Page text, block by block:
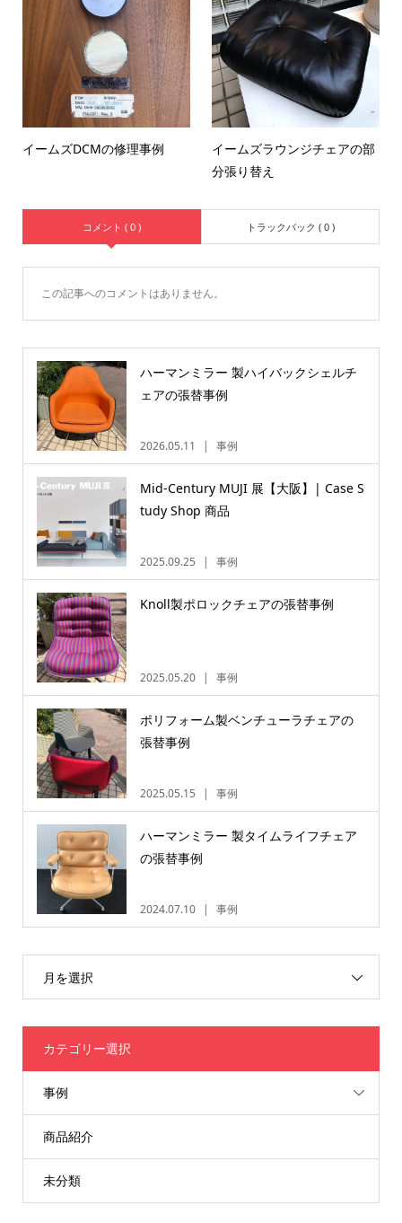
イームズDCMの修理事例
イームズラウンジチェアの部
分張り替え
コメント ( 0 ) トラックバック ( 0 )
この記事へのコメントはありません。
ハーマンミラー 製ハイバックシェルチ
ェアの張替事例
2026.05.11 事例
Mid-Century MUJI 展【大阪】| Case S
tudy Shop 商品
2025.09.25 事例
Knoll製ポロックチェアの張替事例
2025.05.20 事例
ポリフォーム製ベンチューラチェアの
張替事例
2025.05.15 事例
ハーマンミラー 製タイムライフチェア
の張替事例
2024.07.10 事例
月を選択
カテゴリー選択
事例
商品紹介
未分類